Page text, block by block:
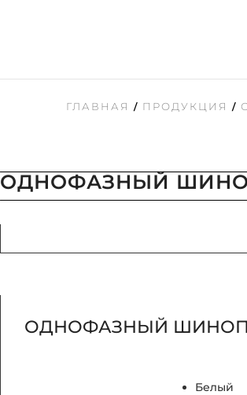
ГЛАВНАЯ / ПРОДУКЦИЯ /
ОДНОФАЗНЫЙ
ОДНОФАЗНЫЙ
Белый